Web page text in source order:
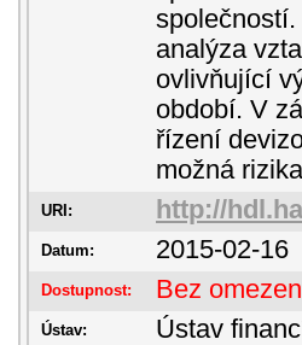
analýza
ovlivňující
období. V
řízení
možná
URI: http://
Datum: 2015-02-16
Dostupnost: Bez
Ústav: Ústav